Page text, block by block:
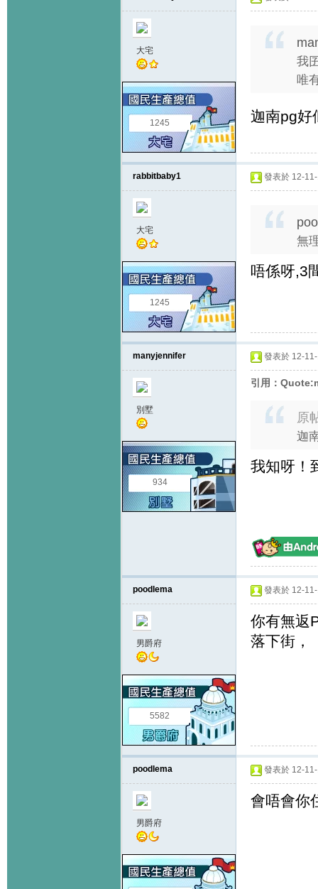
大宅
1245
我
唯
迦南pg好
rabbitbaby1
大宅
1245
發表於 12-
無
唔係呀,3
manyjennifer
別墅
934
發表於 12-
引用：
原
迦
我知呀！
poodlema
男爵府
5582
發表於 12-
你有無返
落下街，
poodlema
男爵府
發表於 12-
會唔會你